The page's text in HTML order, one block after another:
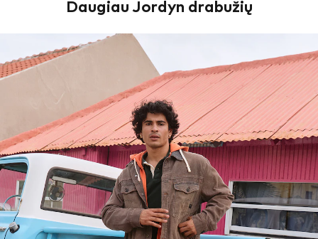
Daugiau Jordyn drabužių